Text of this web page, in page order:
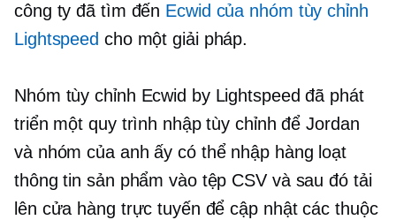
công ty đã tìm đến Ecwid của nhóm tùy chỉnh
Lightspeed cho một giải pháp.
Nhóm tùy chỉnh Ecwid by Lightspeed đã phát
triển một quy trình nhập tùy chỉnh để Jordan
và nhóm của anh ấy có thể nhập hàng loạt
thông tin sản phẩm vào tệp CSV và sau đó tải
lên cửa hàng trực tuyến để cập nhật các thuộc